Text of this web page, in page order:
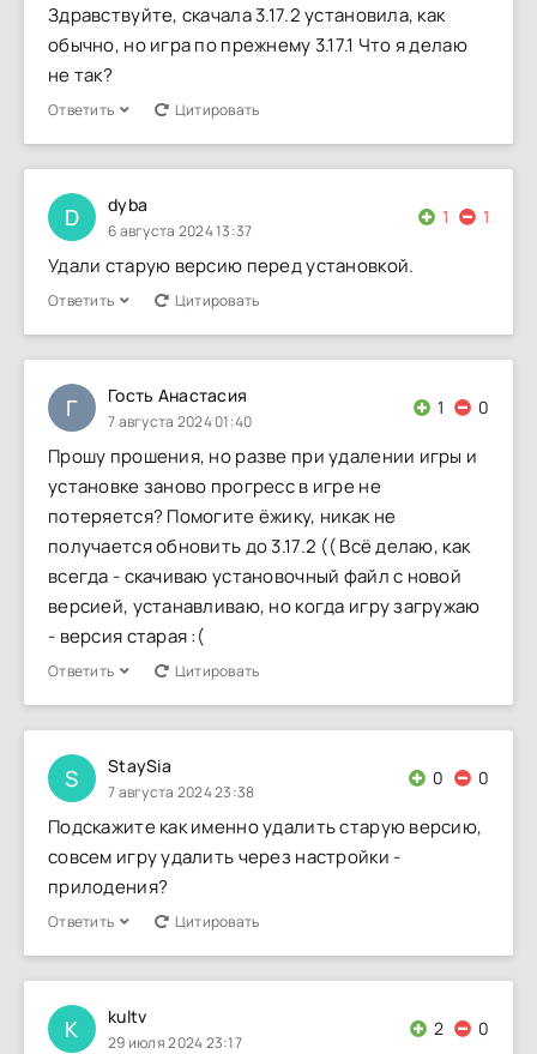
Здравствуйте, скачала 3.17.2 установила, как
обычно, но игра по прежнему 3.17.1 Что я делаю
не так?
Ответить Цитировать
D dyba
6 августа 2024 13:37
1 1
Удали старую версию перед установкой.
Ответить Цитировать
Г Гость Анастасия
7 августа 2024 01:40
1 0
Прошу прошения, но разве при удалении игры и
установке заново прогресс в игре не
потеряется? Помогите ёжику, никак не
получается обновить до 3.17.2 (( Всё делаю, как
всегда - скачиваю установочный файл с новой
версией, устанавливаю, но когда игру загружаю
- версия старая :(
Ответить Цитировать
S StaySia
7 августа 2024 23:38
0 0
Подскажите как именно удалить старую версию,
совсем игру удалить через настройки -
прилодения?
Ответить Цитировать
K kultv
29 июля 2024 23:17
2 0